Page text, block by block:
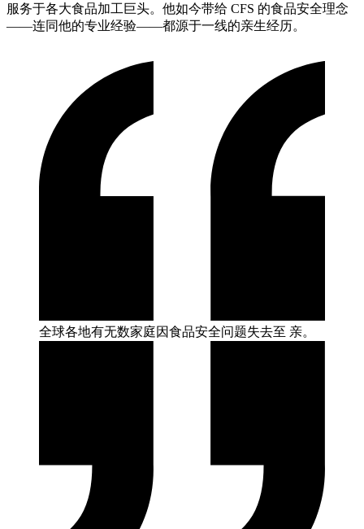
服务于各大食品加工巨头。他如今带给 CFS 的食品安全理念
——连同他的专业经验——都源于一线的亲生经历。
全球各地有无数家庭因食品安全问题失去至 亲。